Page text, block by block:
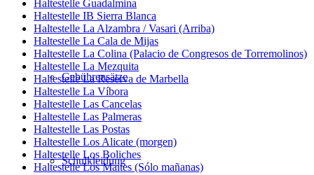
Gebührensätze
Schulkleidung
Haltestelle Guadalmina
Haltestelle IB Sierra Blanca
Haltestelle La Alzambra / Vasari (Arriba)
Haltestelle La Cala de Mijas
Haltestelle La Colina (Palacio de Congresos de Torremolinos)
Haltestelle La Mezquita
Haltestelle La Reserva de Marbella
Haltestelle La Víbora
Haltestelle Las Cancelas
Haltestelle Las Palmeras
Haltestelle Las Postas
Haltestelle Los Alicate (morgen)
Haltestelle Los Boliches
Haltestelle Los Maites (Sólo mañanas)